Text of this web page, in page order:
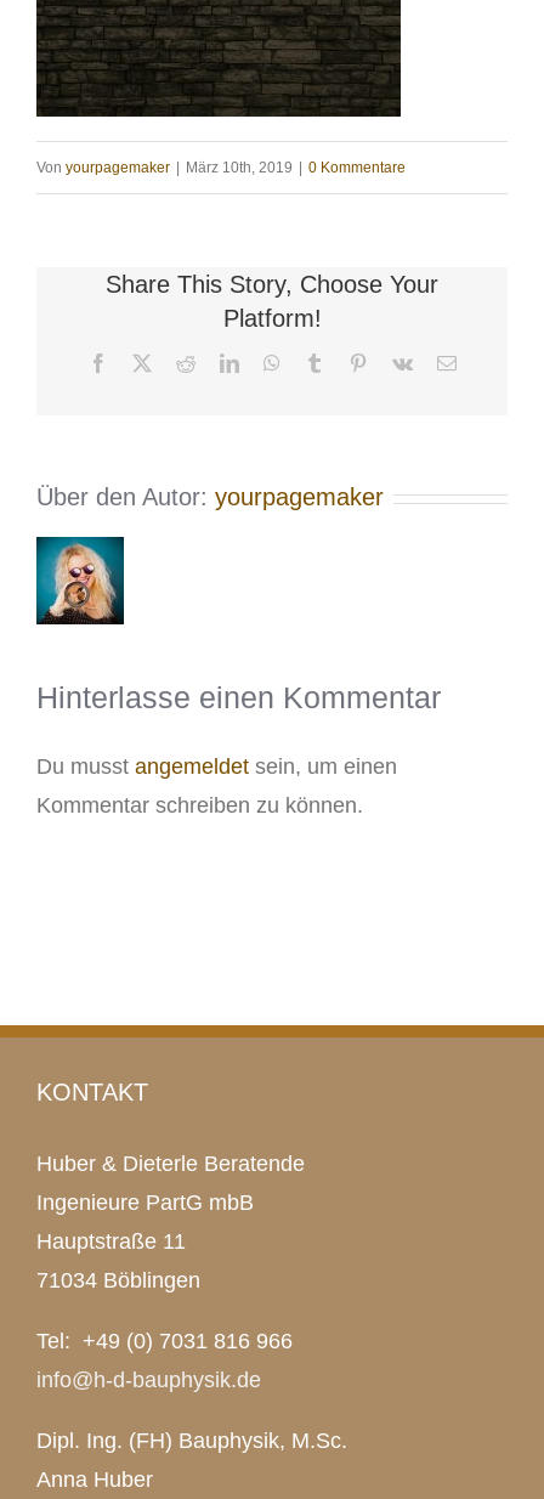
Von yourpagemaker März 10th, 2019 0 Kommentare
Share This Story, Choose Your
Platform!
Facebook RedditLinkedInWhatsApp
Tumblr Pinterest
Vk
E-
Über den Autor: yourpagemaker
Hinterlasse einen Kommentar
Du musst angemeldet sein, um einen
Kommentar schreiben zu können.
KONTAKT
Huber & Dieterle Beratende
Ingenieure PartG mbB
Hauptstraße 11
71034 Böblingen
Tel: +49 (0) 7031 816 966
info@h-d-bauphysik.de
Dipl. Ing. (FH) Bauphysik, M.Sc.
Anna Huber